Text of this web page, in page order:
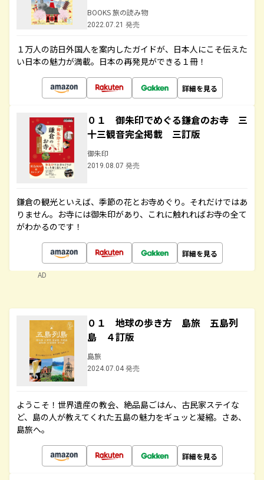
BOOKS 旅の読み物
2022.07.21 発売
１万人の訪日外国人を案内したガイドが、日本人にこそ伝えた
い日本の魅力が満載。日本の再発見ができる１冊！
詳細を見る
０１ 御朱印でめぐる鎌倉のお寺 三
十三観音完全掲載 三訂版
御朱印
2019.08.07 発売
鎌倉の観光といえば、季節の花とお寺めぐり。それだけではあ
りません。お寺には御朱印があり、これに触れればお寺の全て
がわかるのです！
詳細を見る
AD
０１ 地球の歩き方 島旅 五島列
島 ４訂版
島旅
2024.07.04 発売
ようこそ！世界遺産の教会、絶品島ごはん、古民家ステイな
ど、島の人が教えてくれた五島の魅力をギュッと凝縮。さあ、
島旅へ。
詳細を見る